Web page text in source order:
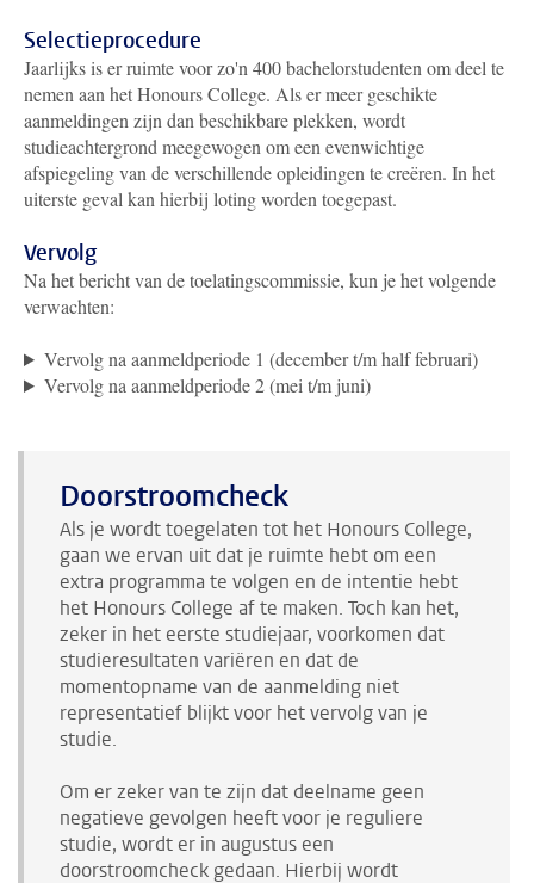
Selectieprocedure
Jaarlijks is er ruimte voor zo'n 400 bachelorstudenten om deel te
nemen aan het Honours College. Als er meer geschikte
aanmeldingen zijn dan beschikbare plekken, wordt
studieachtergrond meegewogen om een evenwichtige
afspiegeling van de verschillende opleidingen te creëren. In het
uiterste geval kan hierbij loting worden toegepast.
Vervolg
Na het bericht van de toelatingscommissie, kun je het volgende
verwachten:
Vervolg na aanmeldperiode 1 (december t/m half februari)
Vervolg na aanmeldperiode 2 (mei t/m juni)
Doorstroomcheck
Als je wordt toegelaten tot het Honours College,
gaan we ervan uit dat je ruimte hebt om een
extra programma te volgen en de intentie hebt
het Honours College af te maken. Toch kan het,
zeker in het eerste studiejaar, voorkomen dat
studieresultaten variëren en dat de
momentopname van de aanmelding niet
representatief blijkt voor het vervolg van je
studie.
Om er zeker van te zijn dat deelname geen
negatieve gevolgen heeft voor je reguliere
studie, wordt er in augustus een
doorstroomcheck gedaan. Hierbij wordt